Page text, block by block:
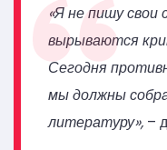
«Я не пишу
вырываются
Сегодня
мы должны
литературу», –